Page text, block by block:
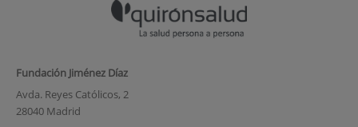
Fundación Jiménez Díaz
Avda. Reyes Católicos, 2
28040 Madrid